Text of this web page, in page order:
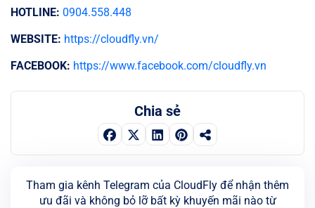
HOTLINE: 0904.558.448
WEBSITE: https://cloudfly.vn/
FACEBOOK: https://www.facebook.com/cloudfly.vn
Chia sẻ
Tham gia kênh Telegram của CloudFly để nhận thêm
ưu đãi và không bỏ lỡ bất kỳ khuyến mãi nào từ